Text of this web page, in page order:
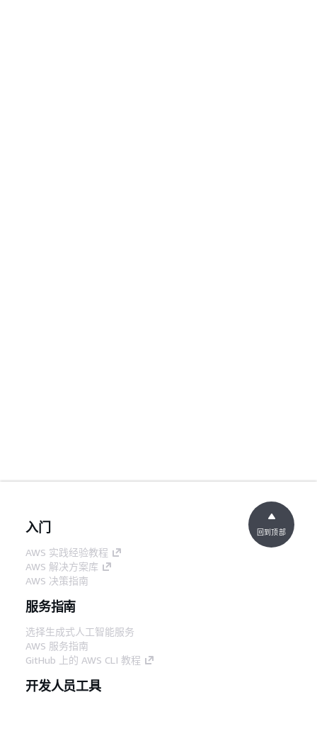
入门
AWS 实践经验教程
AWS 解决方案库
AWS 决策指南
服务指南
选择生成式人工智能服务
AWS 服务指南
GitHub 上的 AWS CLI 教程
开发人员工具
回到顶部